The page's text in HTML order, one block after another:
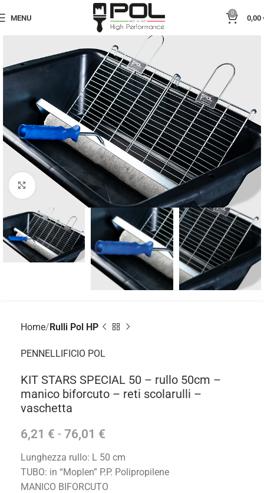
MENU
0
0,00
Click to enlarge
Home Rulli Pol HP
PENNELLIFICIO POL
KIT STARS SPECIAL 50 – rullo 50cm –
manico biforcuto – reti scolarulli –
vaschetta
6,21 € - 76,01 €
Lunghezza rullo: L 50 cm
TUBO: in “Moplen” P.P. Polipropilene
MANICO BIFORCUTO